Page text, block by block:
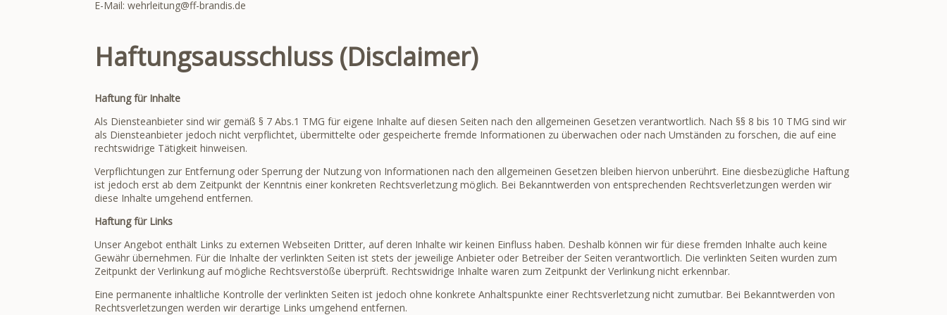
E-Mail: wehrleitung@ff-brandis.de
Haftungsausschluss (Disclaimer)
Haftung für Inhalte
Als Diensteanbieter sind wir gemäß § 7 Abs.1 TMG für eigene Inhalte auf diesen Seiten nach den allgemeinen Gesetzen verantwortlich. Nach §§ 8 bis 10 TMG sind wir
als Diensteanbieter jedoch nicht verpflichtet, übermittelte oder gespeicherte fremde Informationen zu überwachen oder nach Umständen zu forschen, die auf eine
rechtswidrige Tätigkeit hinweisen.
Verpflichtungen zur Entfernung oder Sperrung der Nutzung von Informationen nach den allgemeinen Gesetzen bleiben hiervon unberührt. Eine diesbezügliche Haftung
ist jedoch erst ab dem Zeitpunkt der Kenntnis einer konkreten Rechtsverletzung möglich. Bei Bekanntwerden von entsprechenden Rechtsverletzungen werden wir
diese Inhalte umgehend entfernen.
Haftung für Links
Unser Angebot enthält Links zu externen Webseiten Dritter, auf deren Inhalte wir keinen Einfluss haben. Deshalb können wir für diese fremden Inhalte auch keine
Gewähr übernehmen. Für die Inhalte der verlinkten Seiten ist stets der jeweilige Anbieter oder Betreiber der Seiten verantwortlich. Die verlinkten Seiten wurden zum
Zeitpunkt der Verlinkung auf mögliche Rechtsverstöße überprüft. Rechtswidrige Inhalte waren zum Zeitpunkt der Verlinkung nicht erkennbar.
Eine permanente inhaltliche Kontrolle der verlinkten Seiten ist jedoch ohne konkrete Anhaltspunkte einer Rechtsverletzung nicht zumutbar. Bei Bekanntwerden von
Rechtsverletzungen werden wir derartige Links umgehend entfernen.